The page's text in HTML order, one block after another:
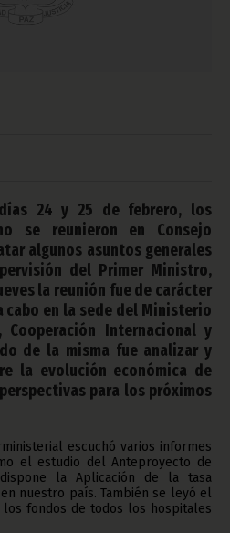
24 y 25 de febrero, los
se reunieron en Consejo
algunos asuntos generales
del Primer Ministro,
la reunión fue de carácter
cabo en la sede del Ministerio
Cooperación Internacional y
de la misma fue analizar y
la evolución económica de
para los próximos
escuchó varios informes
el estudio del Anteproyecto de
la Aplicación de la tasa
nuestro país. También se leyó el
fondos de todos los hospitales